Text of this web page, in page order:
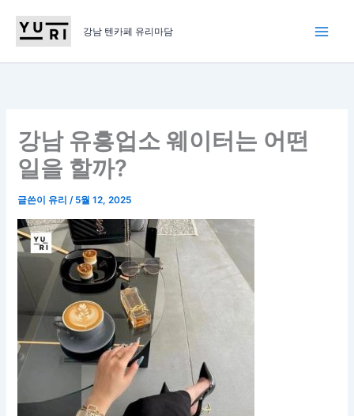
로
강남 텐카페 유리마담
강남 유흥업소 웨이터는 어떤
일을 할까?
글쓴이 유리/ 5월 12, 2025